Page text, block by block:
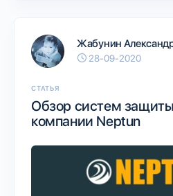
Жабунин Александр
28-09-2020
СТАТЬЯ
Обзор систем
компании Neptun